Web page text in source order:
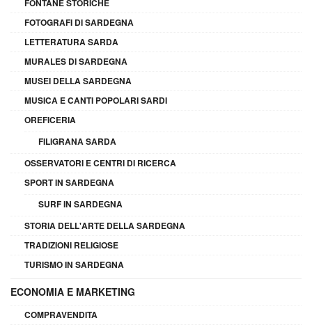
FONTANE STORICHE
FOTOGRAFI DI SARDEGNA
LETTERATURA SARDA
MURALES DI SARDEGNA
MUSEI DELLA SARDEGNA
MUSICA E CANTI POPOLARI SARDI
OREFICERIA
FILIGRANA SARDA
OSSERVATORI E CENTRI DI RICERCA
SPORT IN SARDEGNA
SURF IN SARDEGNA
STORIA DELL'ARTE DELLA SARDEGNA
TRADIZIONI RELIGIOSE
TURISMO IN SARDEGNA
ECONOMIA E MARKETING
COMPRAVENDITA